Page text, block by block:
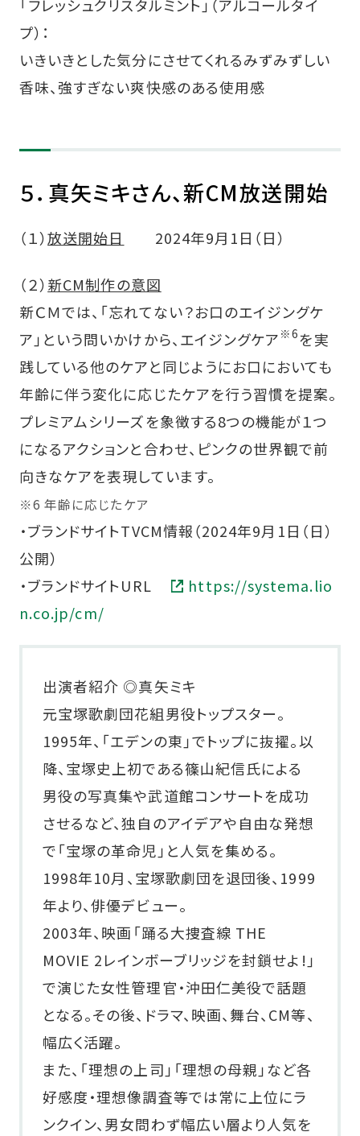
「フレッシュクリスタルミント」（アルコールタイ
プ）：
いきいきとした気分にさせてくれるみずみずしい
香味、強すぎない爽快感のある使用感
５．真矢ミキさん、新CM放送開始
（１）放送開始日 2024年9月1日（日）
（２）新CM制作の意図
新ＣＭでは、「忘れてない？お口のエイジングケ
ア」という問いかけから、エイジングケア ※6を実
践している他のケアと同じようにお口においても
年齢に伴う変化に応じたケアを行う習慣を提案。
プレミアムシリーズを象徴する8つの機能が１つ
になるアクションと合わせ、ピンクの世界観で前
向きなケアを表現しています。
※6 年齢に応じたケア
・ブランドサイトTVCM情報（2024年9月1日（日）
公開）
・ブランドサイトURL
https://systema.lio
n.co.jp/cm/
出演者紹介 ◎真矢ミキ
元宝塚歌劇団花組男役トップスター。
1995年、「エデンの東」でトップに抜擢。以
降、宝塚史上初である篠山紀信氏による
男役の写真集や武道館コンサートを成功
させるなど、独自のアイデアや自由な発想
で「宝塚の革命児」と人気を集める。
1998年10月、宝塚歌劇団を退団後、1999
年より、俳優デビュー。
2003年、映画「踊る大捜査線 THE
MOVIE 2レインボーブリッジを封鎖せよ!」
で演じた女性管理官・沖田仁美役で話題
となる。その後、ドラマ、映画、舞台、CM等、
幅広く活躍。
また、「理想の上司」「理想の母親」など各
好感度・理想像調査等では常に上位にラ
ンクイン、男女問わず幅広い層より人気を